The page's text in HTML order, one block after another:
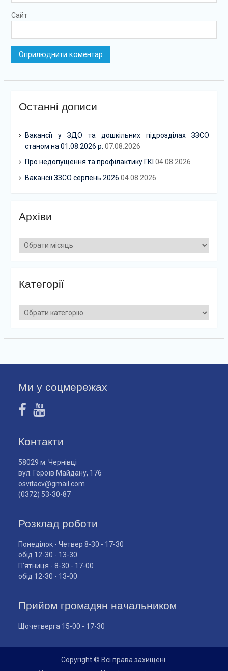
Сайт
Останні дописи
Вакансії у ЗДО та дошкільних підрозділах ЗЗСО
станом на 01.08.2026 р. 07.08.2026
Про недопущення та профілактику ГКІ 04.08.2026
Вакансії ЗЗСО серпень 2026 04.08.2026
Архіви
Архіви
Категорії
Категорії
Ми у соцмережах
Контакти
58029 м. Чернівці
вул. Героїв Майдану, 176
osvitacv@gmail.com
(0372) 53-30-87
Розклад роботи
Понеділок - Четвер 8-30 - 17-30
обід 12-30 - 13-30
П'ятниця - 8-30 - 17-00
обід 12-30 - 13-00
Прийом громадян начальником
Щочетверга 15-00 - 17-30
Copyright © Всі права захищені.